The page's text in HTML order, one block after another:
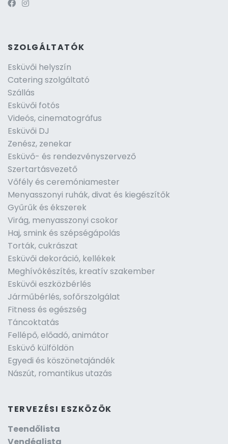
SZOLGÁLTATÓK
Esküvői helyszín
Catering szolgáltató
Szállás
Esküvői fotós
Videós, cinematográfus
Esküvői DJ
Zenész, zenekar
Esküvő- és rendezvényszervező
Szertartásvezető
Vőfély és ceremóniamester
Menyasszonyi ruhák, divat és kiegészítők
Gyűrűk és ékszerek
Virág, menyasszonyi csokor
Haj, smink és szépségápolás
Torták, cukrászat
Esküvői dekoráció, kellékek
Meghívókészítés, kreatív szakember
Esküvői eszközbérlés
Járműbérlés, sofőrszolgálat
Fitness és egészség
Táncoktatás
Fellépő, előadó, animátor
Esküvő külföldön
Egyedi és köszönetajándék
Nászút, romantikus utazás
TERVEZÉSI ESZKÖZÖK
Teendőlista